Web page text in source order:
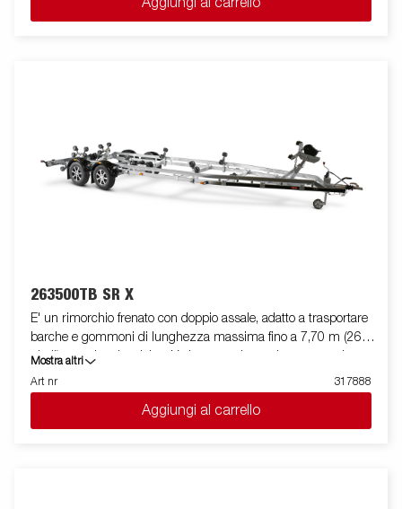
qualità superiore. Il telaio del rimorchio è totalmente zincato a
caldo, per garantire una durevole resistenza alla corrosione. Il
luci posteriore è facilmente amovibile, in modo da facilitare il
varo e l'alaggio dell'imbarcazione trasportata. Le immagini sono
solo a scopo illustrativo e possono mostrare accessori opzionali.
Aggiungi al carrello
263500TB SR X
E' un rimorchio frenato con doppio assale, adatto a trasportare
barche e gommoni di lunghezza massima fino a 7,70 m (26
piedi), con doppio telaio a V che garantisce robustezza ed
ottima stabilità durante il traino. La sua dotazione standard
prevede due slitte speciali posteriori ribaltabili e rulli laterali ad
alta resistenza di qualità superiore. Il telaio del rimorchio è
totalmente zincato a caldo, per garantire una durevole
Mostra altri
Art nr
317888
Aggiungi al carrello